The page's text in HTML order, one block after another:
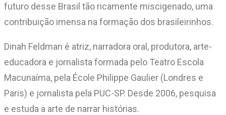
futuro desse Brasil tão ricamente miscigenado, uma
contribuição imensa na formação dos brasileirinhos.
Dinah Feldman é atriz, narradora oral, produtora, arte-
educadora e jornalista formada pelo Teatro Escola
Macunaíma, pela École Philippe Gaulier (Londres e
Paris) e jornalista pela PUC-SP. Desde 2006, pesquisa
e estuda a arte de narrar histórias.